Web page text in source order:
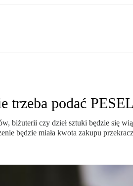
trzeba podać
biżuterii czy dzieł sztuki będzie się
będzie miała kwota zakupu